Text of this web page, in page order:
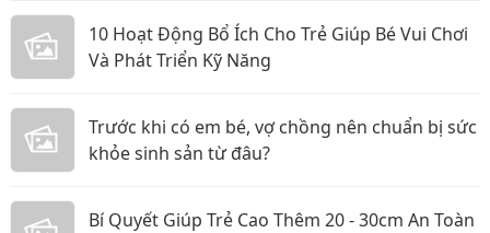
10 Hoạt Động Bổ Ích Cho Trẻ Giúp Bé Vui Chơi
Và Phát Triển Kỹ Năng
Trước khi có em bé, vợ chồng nên chuẩn bị sức
khỏe sinh sản từ đâu?
Bí Quyết Giúp Trẻ Cao Thêm 20 - 30cm An Toàn